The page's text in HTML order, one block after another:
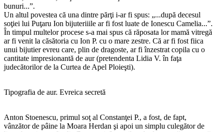
bunuri...”.
Un altul povestea că una dintre părţi i-ar fi spus: „...după decesul
soţiei lui Puţaru Ion bijuteriiile ar fi fost luate de Ionescu Camelia...”.
În timpul multelor procese s-a mai spus că răposata lor mamă vitregă
ar fi venit la căsătoria cu Ion P. cu o mare zestre. Că ar fi fost fiica
unui bijutier evreu care, plin de dragoste, ar fi înzestrat copila cu o
cantitate impresionantă de aur (pretendenta Lidia V. în faţa
judecătorilor de la Curtea de Apel Ploieşti).
Tipografia de aur. Evreica secretă
Anton Stoenescu, primul soţ al Constanţei P., a fost, de fapt,
vânzător de pâine la Moara Herdan şi apoi un simplu culegător de